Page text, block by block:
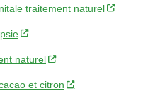
traitement naturel
naturel
et citron